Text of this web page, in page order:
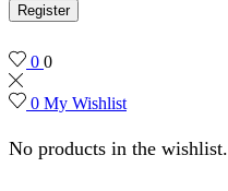
Register
0 0
0 My Wishlist
No products in the wishlist.